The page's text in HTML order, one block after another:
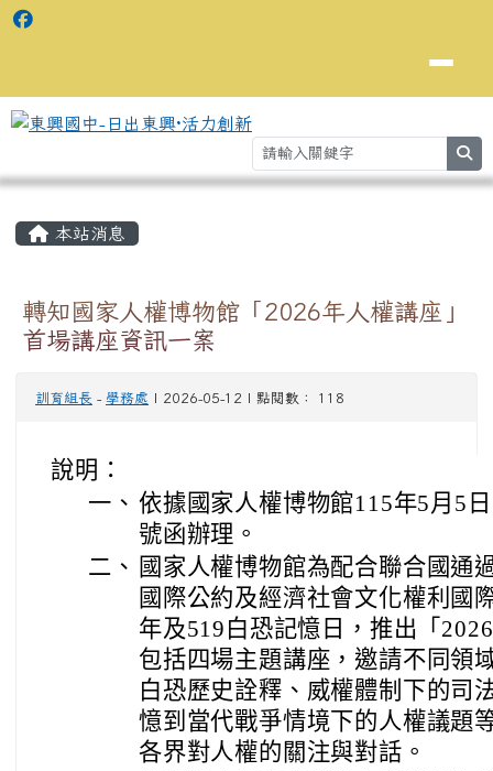
本站消息
轉知國家人權博物館「2026年人權講座」
首場講座資訊一案
訓育組長 - 學務處 | 2026-05-12 | 點閱數： 118
說明：
一、 依據國家人權博物館115年5月5
號函辦理。
二、 國家人權博物館為配合聯合國通
國際公約及經濟社會文化權利國
年及519白恐記憶日，推出「
包括四場主題講座，邀請不同領
白恐歷史詮釋、威權體制下的司
憶到當代戰爭情境下的人權議題
各界對人權的關注與對話。